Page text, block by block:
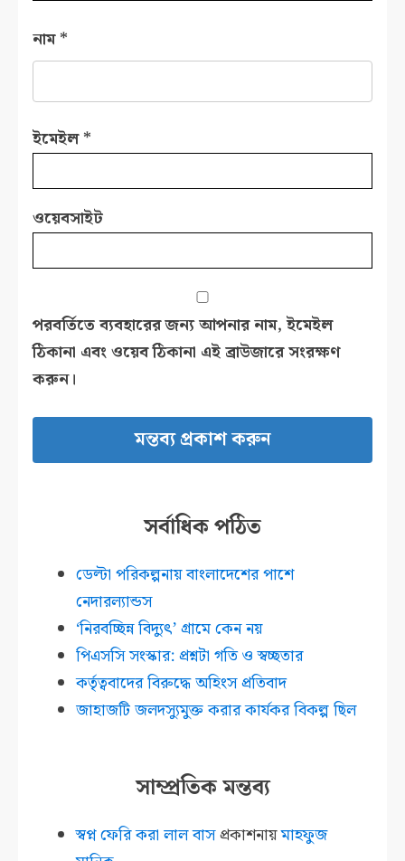
নাম*
ইমেইল*
ওয়েবসাইট
পরবর্তিতে ব্যবহারের জন্য আপনার নাম, ইমেইল
ঠিকানা এবং ওয়েব ঠিকানা এই ব্রাউজারে সংরক্ষণ
করুন।
সর্বাধিক পঠিত
ডেল্টা পরিকল্পনায় বাংলাদেশের পাশে
নেদারল্যান্ডস
‘নিরবচ্ছিন্ন বিদ্যুৎ’ গ্রামে কেন নয়
পিএসসি সংস্কার: প্রশ্নটা গতি ও স্বচ্ছতার
কর্তৃত্ববাদের বিরুদ্ধে অহিংস প্রতিবাদ
জাহাজটি জলদস্যুমুক্ত করার কার্যকর বিকল্প ছিল
সাম্প্রতিক মন্তব্য
স্বপ্ন ফেরি করা লাল বাসপ্রকাশনায়মাহফুজ